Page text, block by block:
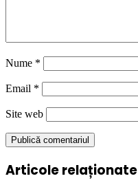
Nume *
Email *
Site web
Articole relaționate